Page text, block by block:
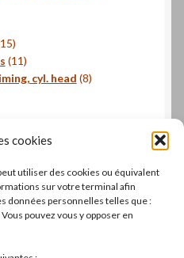
cookies
utiliser des cookies ou équivalent
sur votre terminal afin
données personnelles telles que :
pouvez vous y opposer en
1515
produits
1111
produits
cyl. head 88
produits
rings 3
produits
22
produitstransmission 11
Secondary transmission